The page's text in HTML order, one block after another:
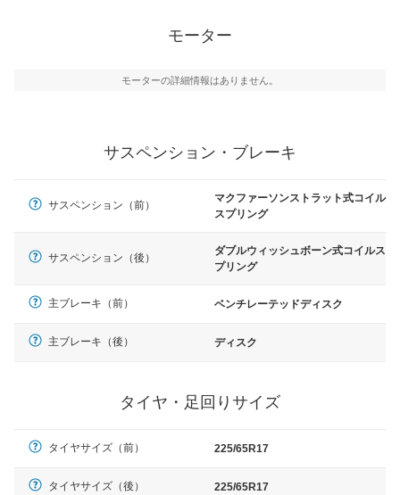
モーター
モーターの詳細情報はありません。
サスペンション・ブレーキ
サスペンション（前）
マクファーソンストラット式コイル
スプリング
サスペンション（後）
ダブルウィッシュボーン式コイルス
プリング
主ブレーキ（前） ベンチレーテッドディスク
主ブレーキ（後） ディスク
タイヤ・足回りサイズ
タイヤサイズ（前） 225/65R17
タイヤサイズ（後） 225/65R17